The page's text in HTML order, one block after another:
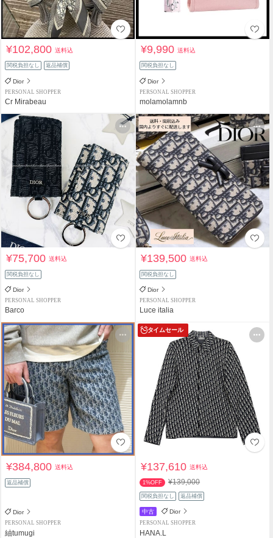
¥102,800送料込
関税負担なし 返品補償
Dior
PERSONAL SHOPPER
Cr Mirabeau
¥9,990送料込
関税負担なし
Dior
PERSONAL SHOPPER
molamolamnb
¥75,700送料込
関税負担なし
Dior
PERSONAL SHOPPER
Barco
¥139,500送料込
関税負担なし
Dior
PERSONAL SHOPPER
Luce italia
¥384,800送料込
返品補償
Dior
PERSONAL SHOPPER
紬tumugi
タイムセール
¥137,610送料込
1%OFF ¥139,000
関税負担なし 返品補償
中古 Dior
PERSONAL SHOPPER
HANA.L